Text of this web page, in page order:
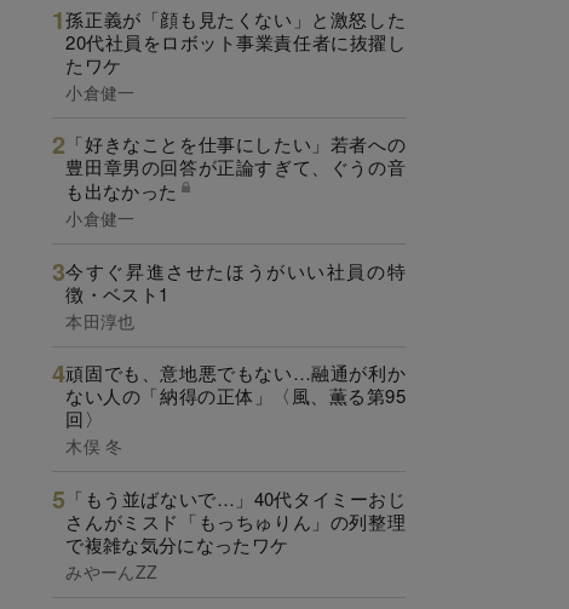
孫正義が「顔も見たくない」と激怒した
20代社員をロボット事業責任者に抜擢し
たワケ
小倉健一
「好きなことを仕事にしたい」若者への
豊田章男の回答が正論すぎて、ぐうの音
も出なかった
小倉健一
今すぐ昇進させたほうがいい社員の特
徴・ベスト1
本田淳也
頑固でも、意地悪でもない…融通が利か
ない人の「納得の正体」〈風、薫る第95
回〉
木俣 冬
「もう並ばないで…」40代タイミーおじ
さんがミスド「もっちゅりん」の列整理
で複雑な気分になったワケ
みやーんZZ